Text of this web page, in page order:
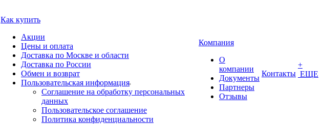
Как купить
Акции
Цены и оплата
Доставка по Москве и области
Доставка по России
Обмен и возврат
Пользовательская информация
Соглашение на обработку персональных
данных
Пользовательское соглашение
Политика конфиденциальности
Компания
О
компании
Документы
Партнеры
Отзывы
Контакты
+
ЕЩЕ